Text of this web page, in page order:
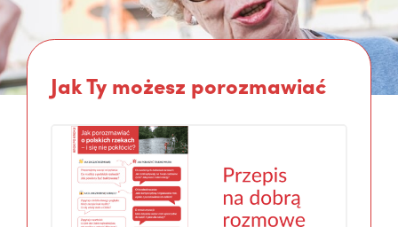
Jak Ty możesz porozmawiać